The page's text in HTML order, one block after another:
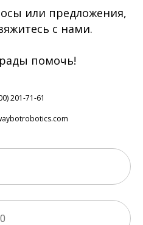
или предложения,
с нами.
помочь!
201-71-61